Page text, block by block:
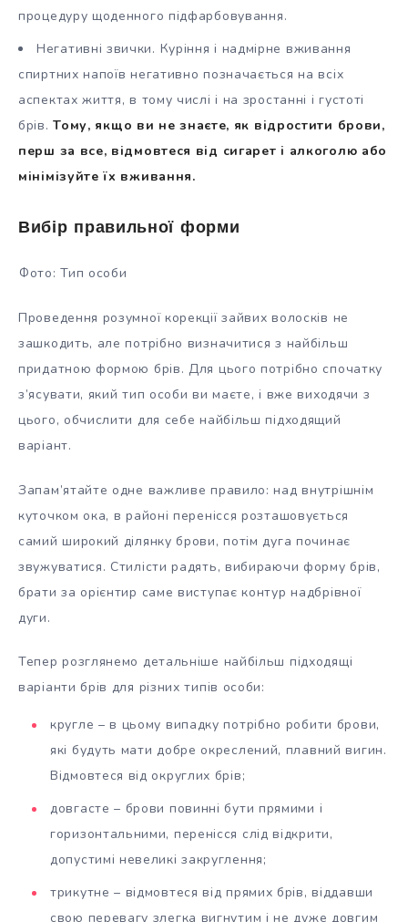
процедуру щоденного підфарбовування.
Негативні звички. Куріння і надмірне вживання
спиртних напоїв негативно позначається на всіх
аспектах життя, в тому числі і на зростанні і густоті
брів.Тому, якщо ви не знаєте, як відростити брови,
перш за все, відмовтеся від сигарет і алкоголю або
мінімізуйте їх вживання.
Вибір правильної форми
Фото: Тип особи
Проведення розумної корекції зайвих волосків не
зашкодить, але потрібно визначитися з найбільш
придатною формою брів. Для цього потрібно спочатку
з’ясувати, який тип особи ви маєте, і вже виходячи з
цього, обчислити для себе найбільш підходящий
варіант.
Запам’ятайте одне важливе правило: над внутрішнім
куточком ока, в районі перенісся розташовується
самий широкий ділянку брови, потім дуга починає
звужуватися. Стилісти радять, вибираючи форму брів,
брати за орієнтир саме виступає контур надбрівної
дуги.
Тепер розглянемо детальніше найбільш підходящі
варіанти брів для різних типів особи:
кругле – в цьому випадку потрібно робити брови,
які будуть мати добре окреслений, плавний вигин.
Відмовтеся від округлих брів;
довгасте – брови повинні бути прямими і
горизонтальними, перенісся слід відкрити,
допустимі невеликі закруглення;
трикутне – відмовтеся від прямих брів, віддавши
свою перевагу злегка вигнутим і не дуже довгим